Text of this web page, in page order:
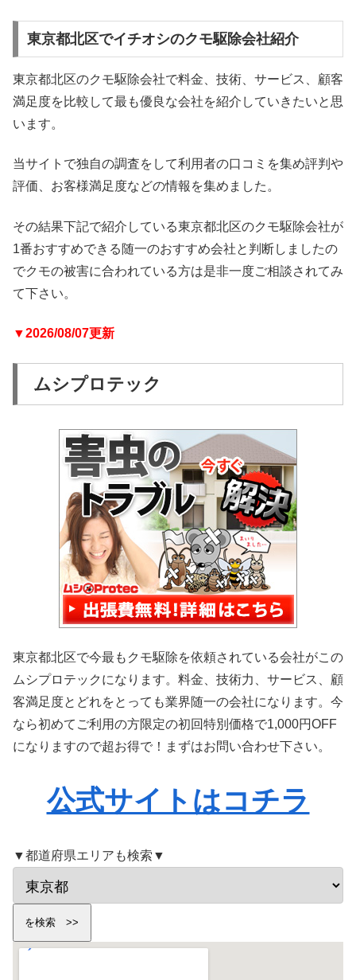
東京都北区でイチオシのクモ駆除会社紹介
東京都北区のクモ駆除会社で料金、技術、サービス、顧客
満足度を比較して最も優良な会社を紹介していきたいと思
います。
当サイトで独自の調査をして利用者の口コミを集め評判や
評価、お客様満足度などの情報を集めました。
その結果下記で紹介している東京都北区のクモ駆除会社が
1番おすすめできる随一のおすすめ会社と判断しましたの
でクモの被害に合われている方は是非一度ご相談されてみ
て下さい。
▼2026/08/07更新
ムシプロテック
東京都北区で今最もクモ駆除を依頼されている会社がこの
ムシプロテックになります。料金、技術力、サービス、顧
客満足度とどれをとっても業界随一の会社になります。今
なら初めてご利用の方限定の初回特別価格で1,000円OFF
になりますので超お得で！まずはお問い合わせ下さい。
公式サイトはコチラ
▼都道府県エリアも検索▼